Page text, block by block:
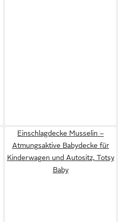
Einschlagdecke Musselin –
Atmungsaktive Babydecke für
Kinderwagen und Autositz, Totsy
Baby